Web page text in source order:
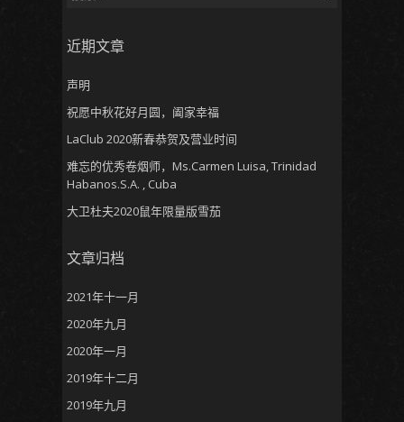
近期文章
声明
祝愿中秋花好月圆，阖家幸福
LaClub 2020新春恭贺及营业时间
难忘的优秀卷烟师，Ms.Carmen Luisa, Trinidad
Habanos.S.A. , Cuba
大卫杜夫2020鼠年限量版雪茄
文章归档
2021年十一月
2020年九月
2020年一月
2019年十二月
2019年九月